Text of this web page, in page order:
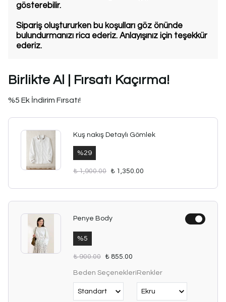
gösterebilir.
Sipariş oluştururken bu koşulları göz önünde
bulundurmanızı rica ederiz. Anlayışınız için teşekkür
ederiz.
Birlikte Al | Fırsatı Kaçırma!
%5 Ek İndirim Fırsatı!
Kuş nakış Detaylı Gömlek
%29
₺ 1,900.00 ₺ 1,350.00
Penye Body
%5
₺ 900.00 ₺ 855.00
Beden Seçenekleri Renkler